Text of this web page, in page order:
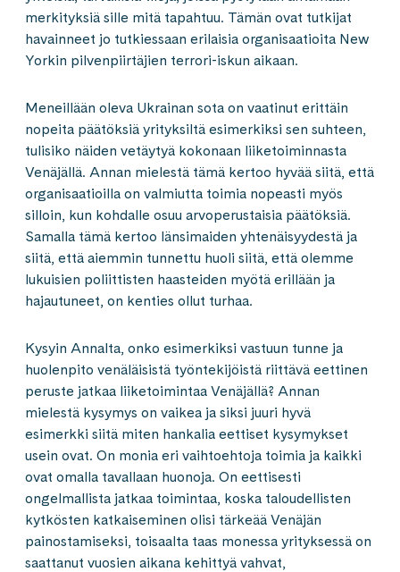
merkityksiä sille mitä tapahtuu. Tämän ovat tutkijat
havainneet jo tutkiessaan erilaisia organisaatioita New
Yorkin pilvenpiirtäjien terrori-iskun aikaan.
Meneillään oleva Ukrainan sota on vaatinut erittäin
nopeita päätöksiä yrityksiltä esimerkiksi sen suhteen,
tulisiko näiden vetäytyä kokonaan liiketoiminnasta
Venäjällä. Annan mielestä tämä kertoo hyvää siitä, että
organisaatioilla on valmiutta toimia nopeasti myös
silloin, kun kohdalle osuu arvoperustaisia päätöksiä.
Samalla tämä kertoo länsimaiden yhtenäisyydestä ja
siitä, että aiemmin tunnettu huoli siitä, että olemme
lukuisien poliittisten haasteiden myötä erillään ja
hajautuneet, on kenties ollut turhaa.
Kysyin Annalta, onko esimerkiksi vastuun tunne ja
huolenpito venäläisistä työntekijöistä riittävä eettinen
peruste jatkaa liiketoimintaa Venäjällä? Annan
mielestä kysymys on vaikea ja siksi juuri hyvä
esimerkki siitä miten hankalia eettiset kysymykset
usein ovat. On monia eri vaihtoehtoja toimia ja kaikki
ovat omalla tavallaan huonoja. On eettisesti
ongelmallista jatkaa toimintaa, koska taloudellisten
kytkösten katkaiseminen olisi tärkeää Venäjän
painostamiseksi, toisaalta taas monessa yrityksessä on
saattanut vuosien aikana kehittyä vahvat,